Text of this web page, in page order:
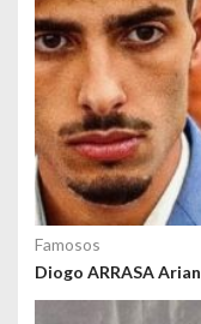
Famosos
Diogo ARRASA